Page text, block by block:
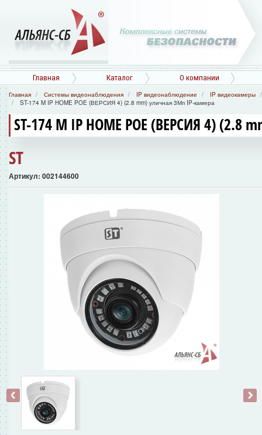
Главная Каталог О компании
Главная Системы видеонаблюдения IP видеонаблюдение
IP видеокамеры
ST-174 M IP HOME POE (ВЕРСИЯ 4) (2.8 mm) уличная 3Мп IP-камера
ST-174 M IP HOME POE (ВЕРСИЯ 4) (2.8
ST
Артикул: 002144600
‹ ›